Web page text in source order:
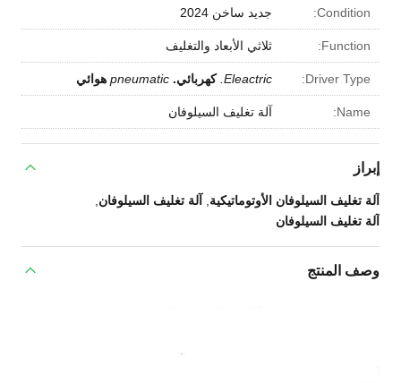
Condition: جديد ساخن 2024
Function: ثلاثي الأبعاد والتغليف
Driver Type:
Eleactric. كهربائي. pneumatic هوائي
Name: آلة تغليف السيلوفان
إبراز
آلة تغليف السيلوفان الأوتوماتيكية آلة تغليف السيلوفان
آلة تغليف السيلوفان
وصف المنتج